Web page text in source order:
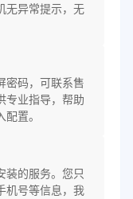
无异常提示，无
密码，可联系售
专业指导，帮助
置。
装的服务。您只
机号等信息，我